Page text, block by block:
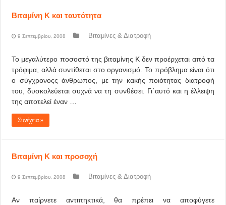
Βιταμίνη Κ και ταυτότητα
9 Σεπτεμβρίου, 2008 Βιταμίνες & Διατροφή
Το μεγαλύτερο ποσοστό της βιταμίνης Κ δεν προέρχεται από τα
τρόφιμα, αλλά συντίθεται στο οργανισμό. Το πρόβλημα είναι ότι
ο σύγχρονοςς άνθρωπος, με την κακής ποιότητας διατροφή
του, δυσκολεύεται συχνά να τη συνθέσει. Γι΄αυτό και η έλλειψη
της αποτελεί έναν …
Συνέχεια »
Βιταμίνη Κ και προσοχή
9 Σεπτεμβρίου, 2008 Βιταμίνες & Διατροφή
Αν παίρνετε αντιπηκτικά, θα πρέπει να αποφύγετε